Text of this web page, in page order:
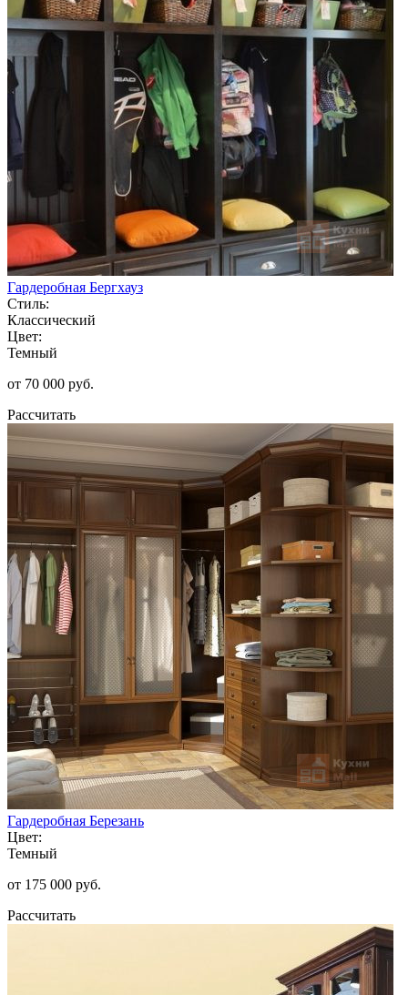
Гардеробная Бергхауз
Стиль:
Классический
Цвет:
Темный
от 70 000 руб.
Рассчитать
Гардеробная Березань
Цвет:
Темный
от 175 000 руб.
Рассчитать